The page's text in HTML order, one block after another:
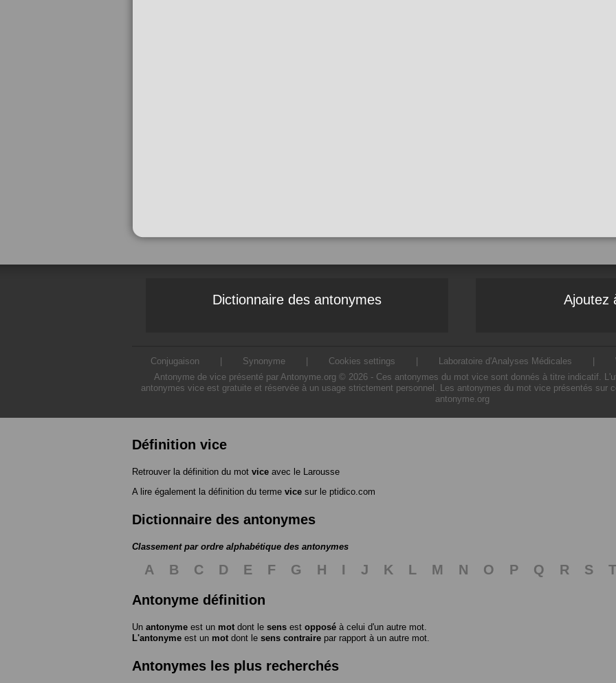
Dictionnaire des antonymes Ajoutez
Conjugaison Synonyme Cookies settings Laboratoire d'Analyses Médicales
Antonyme de vice présenté par Antonyme.org © 2026 - Ces antonymes du mot vice sont donnés à titre indicatif.
antonymes vice est gratuite et réservée à un usage strictement personnel. Les antonymes du mot vice présentés sur
antonyme.org
Définition vice
Retrouver la définition du mot vice avec le Larousse
A lire également la définition du terme vice sur le ptidico.com
Dictionnaire des antonymes
Classement par ordre alphabétique des antonymes
A B C D E F G H I J K L M N O P Q R S T
Antonyme définition
Un antonyme est un mot dont le sens est opposé à celui d'un autre mot.
L'antonyme est un mot dont le sens contraire par rapport à un autre mot.
Antonymes les plus recherchés